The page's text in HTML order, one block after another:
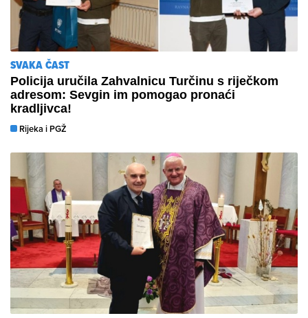
SVAKA ČAST
Policija uručila Zahvalnicu Turčinu s riječkom
adresom: Sevgin im pomogao pronaći
kradljivca!
Rijeka i PGŽ